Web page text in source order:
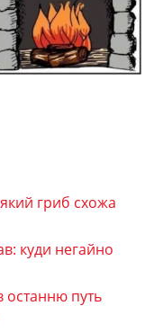
гриб схожа
куди негайно
останню путь